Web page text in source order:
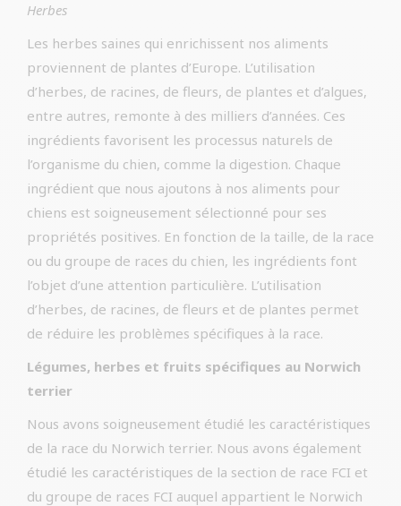
Herbes
Les herbes saines qui enrichissent nos aliments
proviennent de plantes d’Europe. L’utilisation
d’herbes, de racines, de fleurs, de plantes et d’algues,
entre autres, remonte à des milliers d’années. Ces
ingrédients favorisent les processus naturels de
l’organisme du chien, comme la digestion. Chaque
ingrédient que nous ajoutons à nos aliments pour
chiens est soigneusement sélectionné pour ses
propriétés positives. En fonction de la taille, de la race
ou du groupe de races du chien, les ingrédients font
l’objet d’une attention particulière. L’utilisation
d’herbes, de racines, de fleurs et de plantes permet
de réduire les problèmes spécifiques à la race.
Légumes, herbes et fruits spécifiques au Norwich
terrier
Nous avons soigneusement étudié les caractéristiques
de la race du Norwich terrier. Nous avons également
étudié les caractéristiques de la section de race FCI et
du groupe de races FCI auquel appartient le Norwich